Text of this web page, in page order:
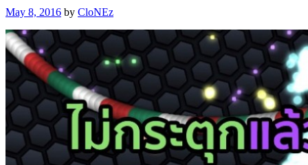
May 8, 2016 by CloNEz